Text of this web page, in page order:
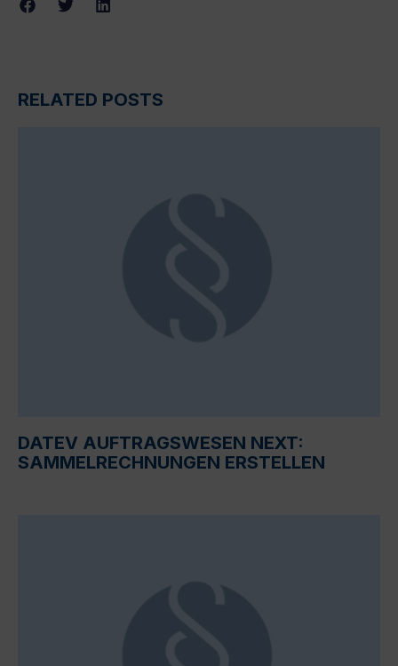
RELATED POSTS
DATEV AUFTRAGSWESEN NEXT:
SAMMELRECHNUNGEN ERSTELLEN